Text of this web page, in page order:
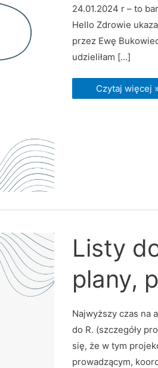
24.01.2024 r – to
Hello Zdrowie
przez Ewę
udzieliłam […]
Czytaj więcej »
Listy
plany,
Najwyższy czas na
do R. (szczegóły
się, że w tym
prowadzącym,
do
R
postępy,
plany,
partnerzy